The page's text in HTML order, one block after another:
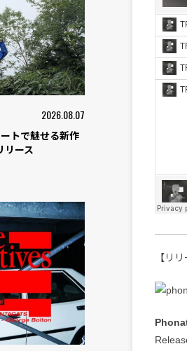
2026.08.07
トで魅せる新作
リース
【リ